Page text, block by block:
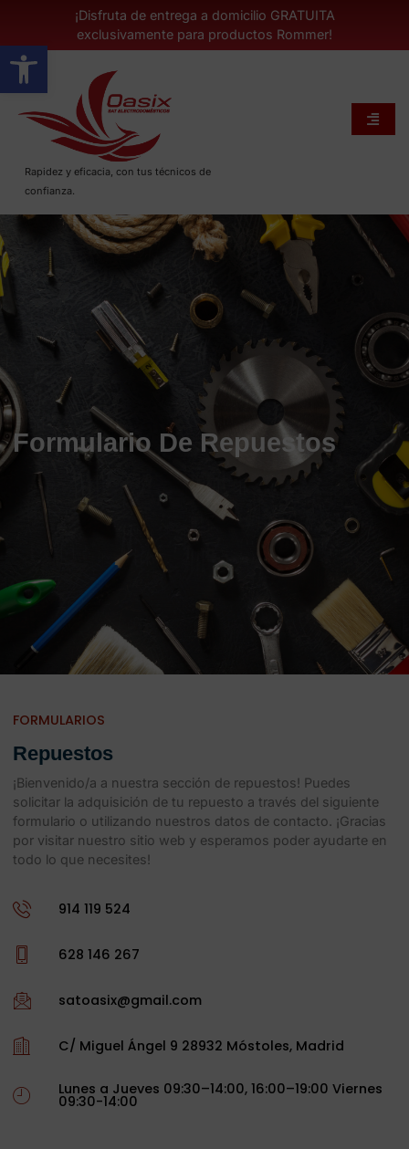
Abrir barra de herramientas
¡Disfruta de entrega a domicilio GRATUITA
exclusivamente para productos Rommer!
Rapidez y eficacia, con tus técnicos de
confianza.
Formulario De Repuestos
FORMULARIOS
Repuestos
¡Bienvenido/a a nuestra sección de repuestos! Puedes
solicitar la adquisición de tu repuesto a través del siguiente
formulario o utilizando nuestros datos de contacto. ¡Gracias
por visitar nuestro sitio web y esperamos poder ayudarte en
todo lo que necesites!
914 119 524
628 146 267
satoasix@gmail.com
C/ Miguel Ángel 9 28932 Móstoles, Madrid
Lunes a Jueves 09:30–14:00, 16:00–19:00ㅤ Viernes
09:30-14:00